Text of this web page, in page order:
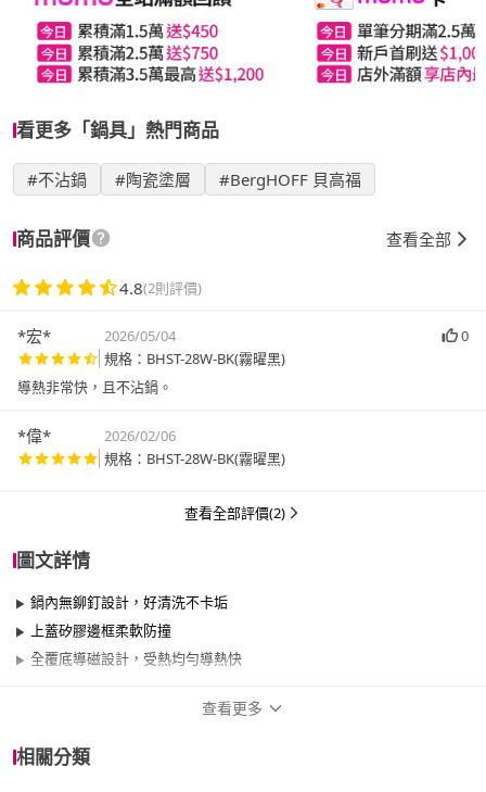
看更多「鍋具」熱門商品
#不沾鍋 #陶瓷塗層 #BergHOFF 貝高福
商品評價 查看全部
4.8(2則評價)
*宏* 2026/05/04
0
規格：BHST-28W-BK(霧曜黑)
導熱非常快，且不沾鍋。
*偉*
2026/02/06
規格：BHST-28W-BK(霧曜黑)
查看全部評價(2)
圖文詳情
鍋內無鉚釘設計，好清洗不卡垢
上蓋矽膠邊框柔軟防撞
全覆底導磁設計，受熱均勻導熱快
查看更多
相關分類